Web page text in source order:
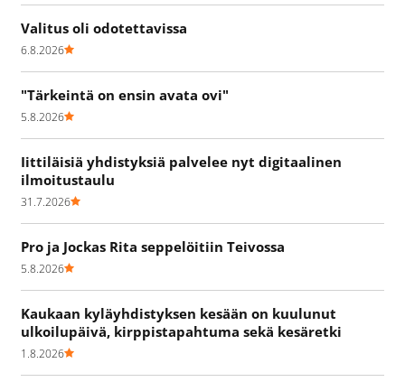
Valitus oli odotettavissa
6.8.2026
"Tärkeintä on ensin avata ovi"
5.8.2026
Iittiläisiä yhdistyksiä palvelee nyt digitaalinen
ilmoitustaulu
31.7.2026
Pro ja Jockas Rita seppelöitiin Teivossa
5.8.2026
Kaukaan kyläyhdistyksen kesään on kuulunut
ulkoilupäivä, kirppistapahtuma sekä kesäretki
1.8.2026